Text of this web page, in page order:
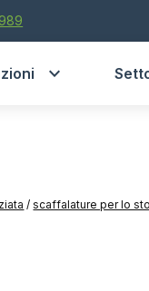
/ scaffalature per lo